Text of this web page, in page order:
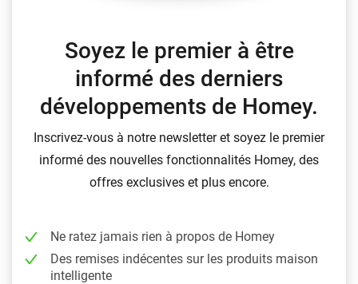
Soyez le premier à être
informé des derniers
développements de Homey.
Inscrivez-vous à notre newsletter et soyez le premier
informé des nouvelles fonctionnalités Homey, des
offres exclusives et plus encore.
Ne ratez jamais rien à propos de Homey
Des remises indécentes sur les produits maison
intelligente